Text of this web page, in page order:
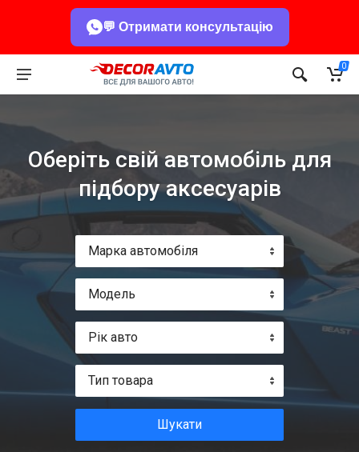
💬 Отримати консультацію
0
Оберіть свій автомобіль для
підбору аксесуарів
Марка автомобіля
Модель
Рік авто
Тип товара
Шукати